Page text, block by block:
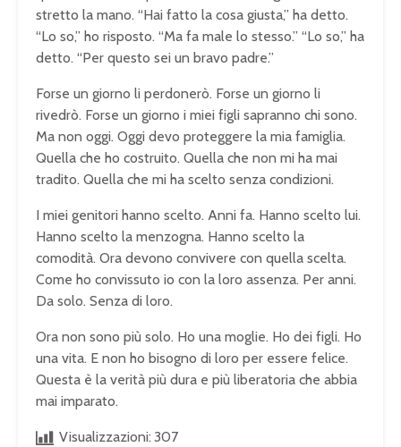
stretto la mano. “Hai fatto la cosa giusta,” ha detto.
“Lo so,” ho risposto. “Ma fa male lo stesso.” “Lo so,” ha
detto. “Per questo sei un bravo padre.”
Forse un giorno li perdonerò. Forse un giorno li
rivedrò. Forse un giorno i miei figli sapranno chi sono.
Ma non oggi. Oggi devo proteggere la mia famiglia.
Quella che ho costruito. Quella che non mi ha mai
tradito. Quella che mi ha scelto senza condizioni.
I miei genitori hanno scelto. Anni fa. Hanno scelto lui.
Hanno scelto la menzogna. Hanno scelto la
comodità. Ora devono convivere con quella scelta.
Come ho convissuto io con la loro assenza. Per anni.
Da solo. Senza di loro.
Ora non sono più solo. Ho una moglie. Ho dei figli. Ho
una vita. E non ho bisogno di loro per essere felice.
Questa è la verità più dura e più liberatoria che abbia
mai imparato.
Visualizzazioni: 307